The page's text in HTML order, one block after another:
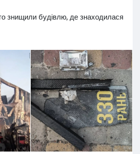
знищили будівлю, де знаходилася
даними, минулося без
#News_Ukraine #Новини
#жертви_війни